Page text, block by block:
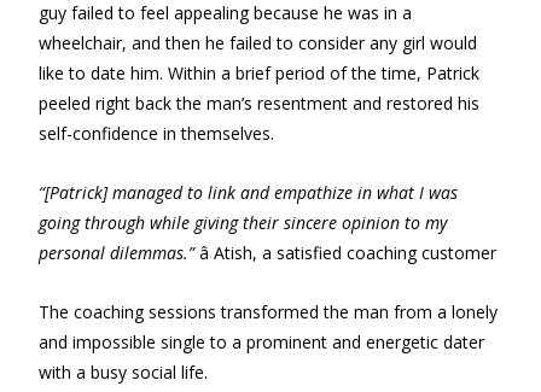
guy failed to feel appealing because he was in a
wheelchair, and then he failed to consider any girl would
like to date him. Within a brief period of the time, Patrick
peeled right back the man’s resentment and restored his
self-confidence in themselves.
“[Patrick] managed to link and empathize in what I was
going through while giving their sincere opinion to my
personal dilemmas.”â Atish, a satisfied coaching customer
The coaching sessions transformed the man from a lonely
and impossible single to a prominent and energetic dater
with a busy social life.